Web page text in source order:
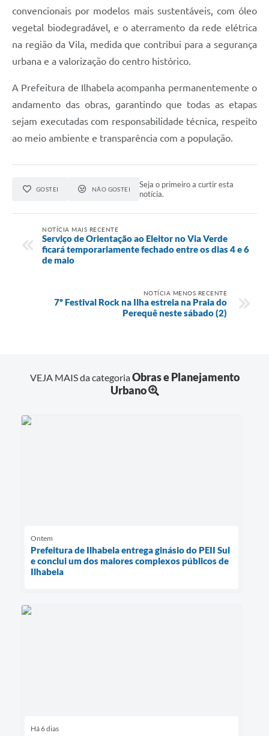
convencionais por modelos mais sustentáveis, com óleo
vegetal biodegradável, e o aterramento da rede elétrica
na região da Vila, medida que contribui para a segurança
urbana e a valorização do centro histórico.
A Prefeitura de Ilhabela acompanha permanentemente o
andamento das obras, garantindo que todas as etapas
sejam executadas com responsabilidade técnica, respeito
ao meio ambiente e transparência com a população.
GOSTEI NÃO GOSTEI
Seja o primeiro a curtir esta
notícia.
NOTÍCIA MAIS RECENTE
Serviço de Orientação ao Eleitor no Via Verde
ficará temporariamente fechado entre os dias 4 e 6
de maio
NOTÍCIA MENOS RECENTE
7º Festival Rock na Ilha estreia na Praia do
Perequê neste sábado (2)
VEJA MAIS da categoriaObras e Planejamento
Urbano
Ontem
Prefeitura de Ilhabela entrega ginásio do PEII Sul
e conclui um dos maiores complexos públicos de
Ilhabela
Há 6 dias